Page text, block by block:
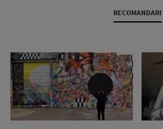
RECOMANDARI